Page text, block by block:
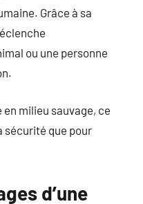
Grâce à sa
ou une personne
milieu sauvage, ce
sécurité que pour
d’une